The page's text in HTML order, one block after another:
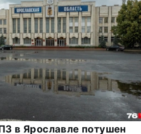
в Ярославле потушен